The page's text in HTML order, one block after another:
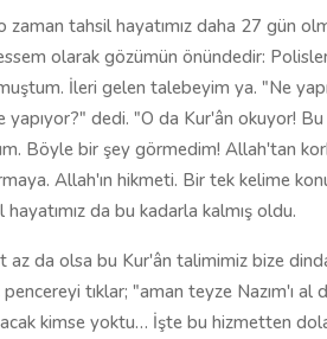
zaman tahsil hayatımız daha 27 gün
olarak gözümün önündedir:
İleri gelen talebeyim ya. "Ne
yapıyor?" dedi. "O da Kur'ân okuyor!
Böyle bir şey görmedim! Allah'tan
Allah'ın hikmeti. Bir tek kelime
hayatımız da bu kadarla kalmış oldu.
az da olsa bu Kur'ân talimimiz bize
tıklar; "aman teyze Nazım'ı
kimse yoktu… İşte bu hizmetten